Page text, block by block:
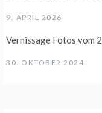
9. APRIL 2026
Vernissage Fotos vom
30. OKTOBER 2024